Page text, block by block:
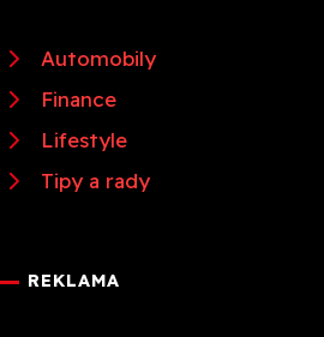
Automobily
Finance
Lifestyle
Tipy a rady
REKLAMA